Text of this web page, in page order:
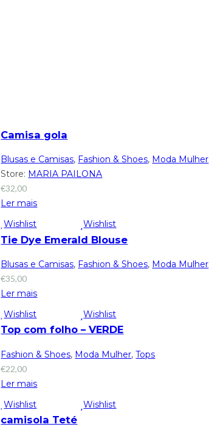
Camisa gola
Blusas e Camisas, Fashion & Shoes, Moda Mulher
Store: MARIA PAILONA
€32,00
Ler mais
Wishlist
Wishlist
Tie Dye Emerald Blouse
Blusas e Camisas, Fashion & Shoes, Moda Mulher
€35,00
Ler mais
Wishlist
Wishlist
Top com folho – VERDE
Fashion & Shoes, Moda Mulher,Tops
€22,00
Ler mais
Wishlist
Wishlist
camisola Teté